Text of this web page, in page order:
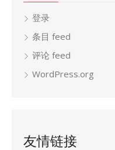
登录
条目 feed
评论 feed
WordPress.org
友情链接